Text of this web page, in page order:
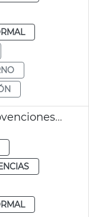
JGL aprueba convenio y subvenciones a bandas de música València